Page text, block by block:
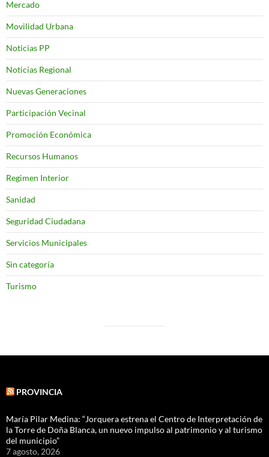
Mercado
Movilidad Urbana
Noticias PP
Noticias Regional
Nuevas Generaciones
Participación Vecinal
Promoción Económica
Recursos Humanos
Regimen Interior
Sanidad
Seguridad Ciudadana
Servicios Municipales
Sin categoría
Turismo
PROVINCIA
María Pilar Medina: “Jorquera estrena el Centro de Interpretación de
la Torre de Doña Blanca, un nuevo impulso al patrimonio y al turismo
del municipio”
7 agosto, 2026